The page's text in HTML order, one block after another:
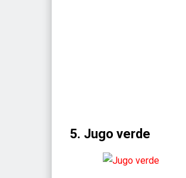
5. Jugo verde